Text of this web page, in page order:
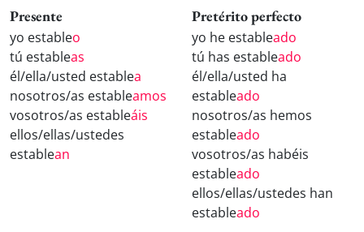
Presente
yo estableo
tú estableas
él/ella/usted establea
nosotros/as estableamos
vosotros/as estableáis
ellos/ellas/ustedes
establean
Pretérito perfecto
yo he estableado
tú has estableado
él/ella/usted ha
estableado
nosotros/as hemos
estableado
vosotros/as habéis
estableado
ellos/ellas/ustedes han
estableado